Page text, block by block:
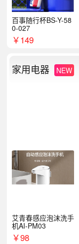
百事随行杯BS-Y-58
0-027
￥149
家用电器 NEW
艾青春感应泡沫洗手
机AI-PM03
￥98